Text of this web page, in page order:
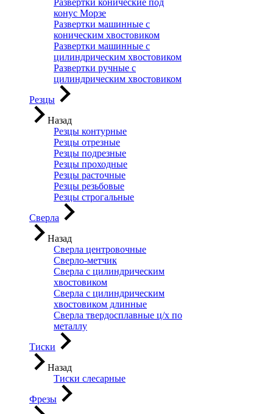
Развертки конические под
конус Морзе
Развертки машинные с
коническим хвостовиком
Развертки машинные с
цилиндрическим хвостовиком
Развертки ручные с
цилиндрическим хвостовиком
Резцы
Назад
Резцы контурные
Резцы отрезные
Резцы подрезные
Резцы проходные
Резцы расточные
Резцы резьбовые
Резцы строгальные
Сверла
Назад
Сверла центровочные
Сверло-метчик
Сверла с цилиндрическим
хвостовиком
Сверла с цилиндрическим
хвостовиком длинные
Сверла твердосплавные ц/х по
металлу
Тиски
Назад
Тиски слесарные
Фрезы